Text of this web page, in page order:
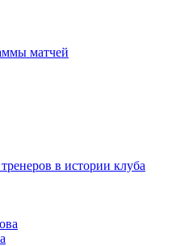
матчей
в истории клуба